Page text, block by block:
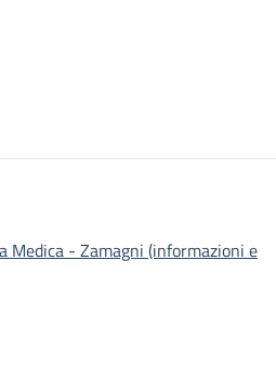
Medica - Zamagni (informazioni e